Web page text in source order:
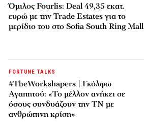
Όμιλος Fourlis: Deal 49,35 εκατ.
ευρώ με την Trade Estates για το
μερίδιο του στο Sofia South Ring Mall
FORTUNE TALKS
#TheWorkshapers | Γκόλφω
Αγαπητού: «Το μέλλον ανήκει σε
όσους συνδυάζουν την ΤΝ με
ανθρώπινη κρίση»